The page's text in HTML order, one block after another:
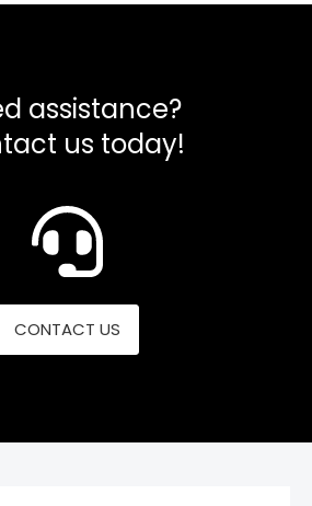
assistance?
us today!
CONTACT US